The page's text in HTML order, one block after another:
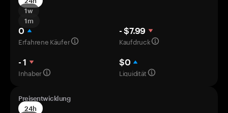
1w
1m
0
Erfahrene Käufer
- $7.99
Kaufdruck
- 1
Inhaber
$0
Liquidität
Preisentwicklung
24h